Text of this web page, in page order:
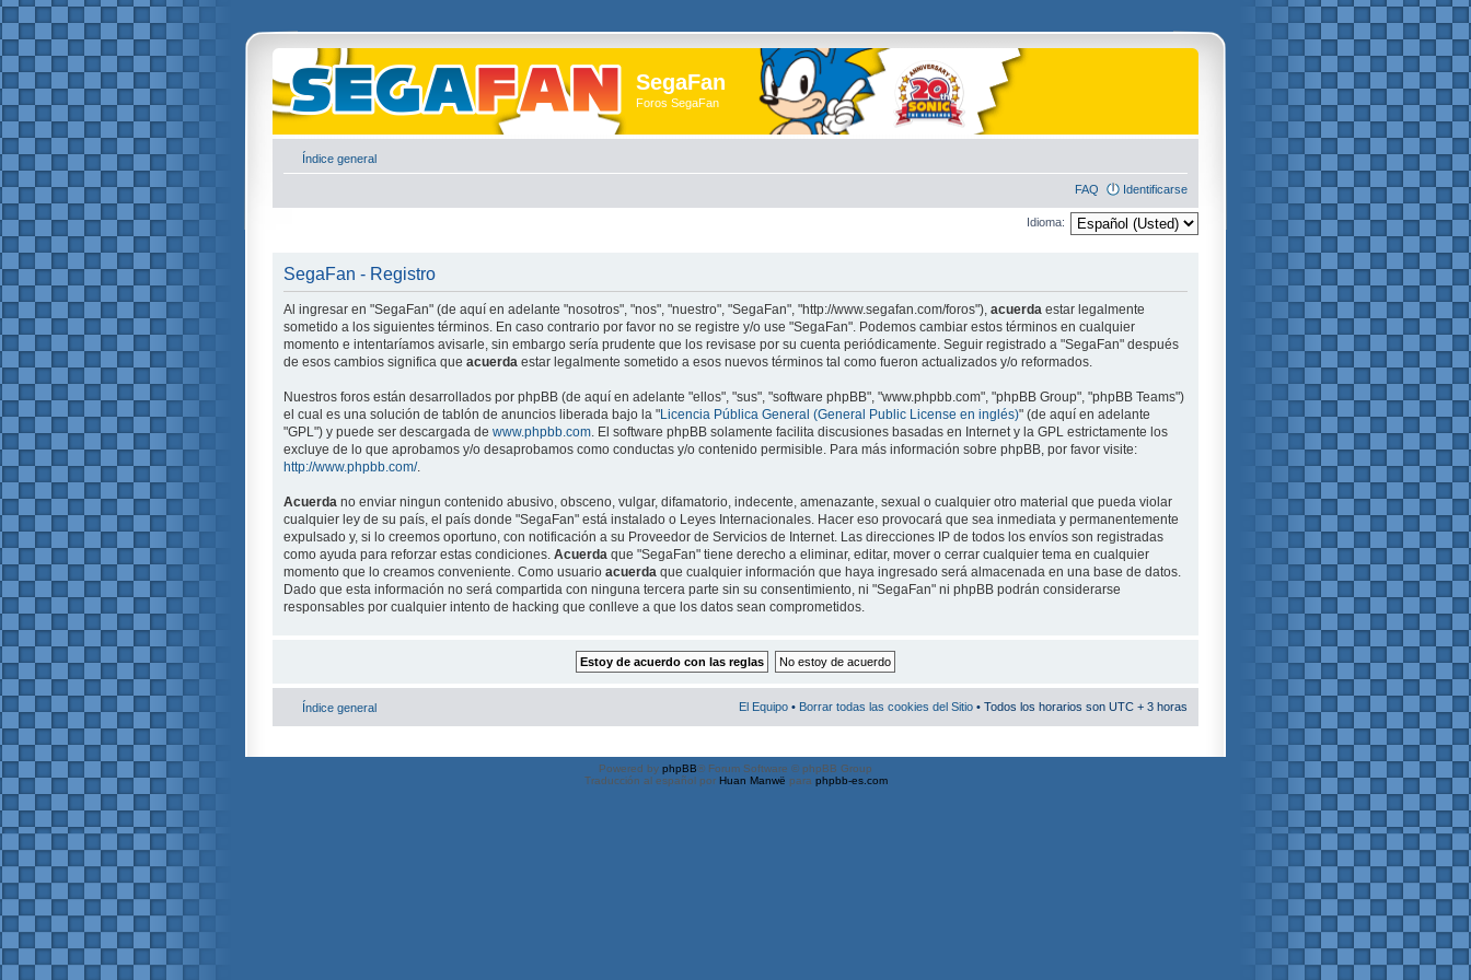
SegaFan
Foros SegaFan
Índice general
FAQ Identificarse
Idioma:
SegaFan - Registro
Al ingresar en "SegaFan" (de aquí en adelante "nosotros", "nos", "nuestro", "SegaFan", "http://www.segafan.com/foros"), acuerda estar legalmente
sometido a los siguientes términos. En caso contrario por favor no se registre y/o use "SegaFan". Podemos cambiar estos términos en cualquier
momento e intentaríamos avisarle, sin embargo sería prudente que los revisase por su cuenta periódicamente. Seguir registrado a "SegaFan" después
de esos cambios significa que acuerda estar legalmente sometido a esos nuevos términos tal como fueron actualizados y/o reformados.
Nuestros foros están desarrollados por phpBB (de aquí en adelante "ellos", "sus", "software phpBB", "www.phpbb.com", "phpBB Group", "phpBB Teams")
el cual es una solución de tablón de anuncios liberada bajo la "Licencia Pública General (General Public License en inglés)" (de aquí en adelante
"GPL") y puede ser descargada de www.phpbb.com. El software phpBB solamente facilita discusiones basadas en Internet y la GPL estrictamente los
excluye de lo que aprobamos y/o desaprobamos como conductas y/o contenido permisible. Para más información sobre phpBB, por favor visite:
http://www.phpbb.com/.
Acuerda no enviar ningun contenido abusivo, obsceno, vulgar, difamatorio, indecente, amenazante, sexual o cualquier otro material que pueda violar
cualquier ley de su país, el país donde "SegaFan" está instalado o Leyes Internacionales. Hacer eso provocará que sea inmediata y permanentemente
expulsado y, si lo creemos oportuno, con notificación a su Proveedor de Servicios de Internet. Las direcciones IP de todos los envíos son registradas
como ayuda para reforzar estas condiciones. Acuerda que "SegaFan" tiene derecho a eliminar, editar, mover o cerrar cualquier tema en cualquier
momento que lo creamos conveniente. Como usuario acuerda que cualquier información que haya ingresado será almacenada en una base de datos.
Dado que esta información no será compartida con ninguna tercera parte sin su consentimiento, ni "SegaFan" ni phpBB podrán considerarse
responsables por cualquier intento de hacking que conlleve a que los datos sean comprometidos.
Índice general El Equipo • Borrar todas las cookies del Sitio • Todos los horarios son UTC + 3 horas
Powered by phpBB® Forum Software © phpBB Group
Traducción al español por Huan Manwë para phpbb-es.com